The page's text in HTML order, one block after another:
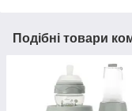
Подібні товари